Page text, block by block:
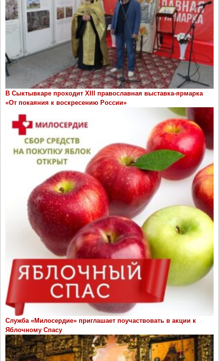
В Сыктывкаре проходит ХIII православная выставка-ярмарка
«От покаяния к воскресению России»
Служба «Милосердие» приглашает поучаствовать в акции к
Яблочному Спасу